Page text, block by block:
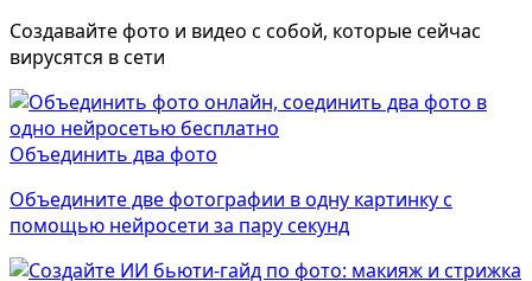
Создавайте фото и видео с собой, которые сейчас
вирусятся в сети
Объединить два фото
Объедините две фотографии в одну картинку с
помощью нейросети за пару секунд